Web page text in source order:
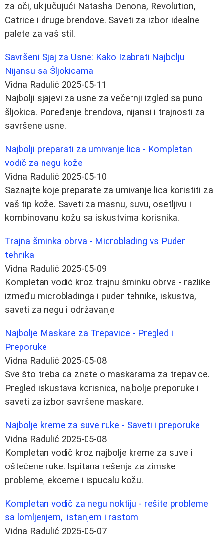
za oči, uključujući Natasha Denona, Revolution,
Catrice i druge brendove. Saveti za izbor idealne
palete za vaš stil.
Savršeni Sjaj za Usne: Kako Izabrati Najbolju
Nijansu sa Šljokicama
Vidna Radulić 2025-05-11
Najbolji sjajevi za usne za večernji izgled sa puno
šljokica. Poređenje brendova, nijansi i trajnosti za
savršene usne.
Najbolji preparati za umivanje lica - Kompletan
vodič za negu kože
Vidna Radulić 2025-05-10
Saznajte koje preparate za umivanje lica koristiti za
vaš tip kože. Saveti za masnu, suvu, osetljivu i
kombinovanu kožu sa iskustvima korisnika.
Trajna šminka obrva - Microblading vs Puder
tehnika
Vidna Radulić 2025-05-09
Kompletan vodič kroz trajnu šminku obrva - razlike
između microbladinga i puder tehnike, iskustva,
saveti za negu i održavanje
Najbolje Maskare za Trepavice - Pregled i
Preporuke
Vidna Radulić 2025-05-08
Sve što treba da znate o maskarama za trepavice.
Pregled iskustava korisnica, najbolje preporuke i
saveti za izbor savršene maskare.
Najbolje kreme za suve ruke - Saveti i preporuke
Vidna Radulić 2025-05-08
Kompletan vodič kroz najbolje kreme za suve i
oštećene ruke. Ispitana rešenja za zimske
probleme, ekceme i ispucalu kožu.
Kompletan vodič za negu noktiju - rešite probleme
sa lomljenjem, listanjem i rastom
Vidna Radulić 2025-05-07